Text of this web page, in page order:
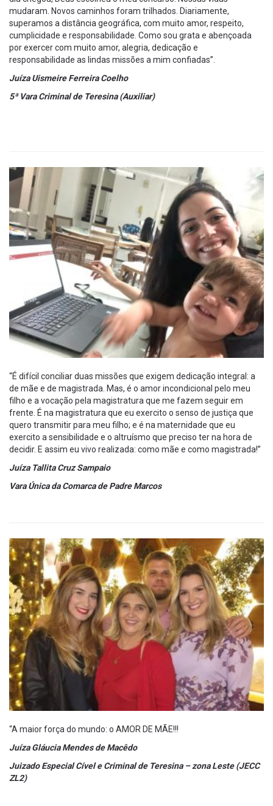
mudaram. Novos caminhos foram trilhados. Diariamente,
superamos a distância geográfica, com muito amor, respeito,
cumplicidade e responsabilidade. Como sou grata e abençoada
por exercer com muito amor, alegria, dedicação e
responsabilidade as lindas missões a mim confiadas”.
Juíza Uismeire Ferreira Coelho
5ª Vara Criminal de Teresina (Auxiliar)
“É difícil conciliar duas missões que exigem dedicação integral: a
de mãe e de magistrada. Mas, é o amor incondicional pelo meu
filho e a vocação pela magistratura que me fazem seguir em
frente. É na magistratura que eu exercito o senso de justiça que
quero transmitir para meu filho; e é na maternidade que eu
exercito a sensibilidade e o altruísmo que preciso ter na hora de
decidir. E assim eu vivo realizada: como mãe e como magistrada!”
Juíza Tallita Cruz Sampaio
Vara Única da Comarca de Padre Marcos
“A maior força do mundo: o AMOR DE MÃE!!!
Juíza Gláucia Mendes de Macêdo
Juizado Especial Cível e Criminal de Teresina – zona Leste (JECC
ZL2)